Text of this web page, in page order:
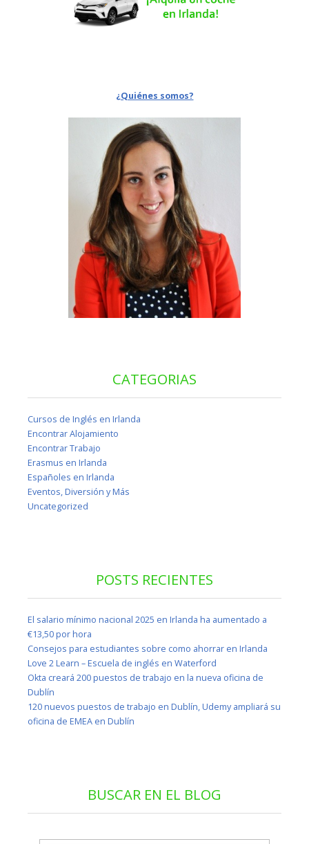
¿Quiénes somos?
CATEGORIAS
Cursos de Inglés en Irlanda
Encontrar Alojamiento
Encontrar Trabajo
Erasmus en Irlanda
Españoles en Irlanda
Eventos, Diversión y Más
Uncategorized
POSTS RECIENTES
El salario mínimo nacional 2025 en Irlanda ha aumentado a
€13,50 por hora
Consejos para estudiantes sobre como ahorrar en Irlanda
Love 2 Learn – Escuela de inglés en Waterford
Okta creará 200 puestos de trabajo en la nueva oficina de
Dublín
120 nuevos puestos de trabajo en Dublín, Udemy ampliará su
oficina de EMEA en Dublín
BUSCAR EN EL BLOG